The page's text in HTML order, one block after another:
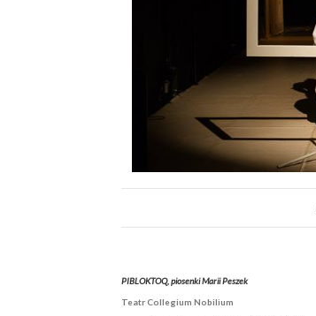
PIBLOKTOQ, piosenki Marii Peszek
Teatr Collegium Nobilium